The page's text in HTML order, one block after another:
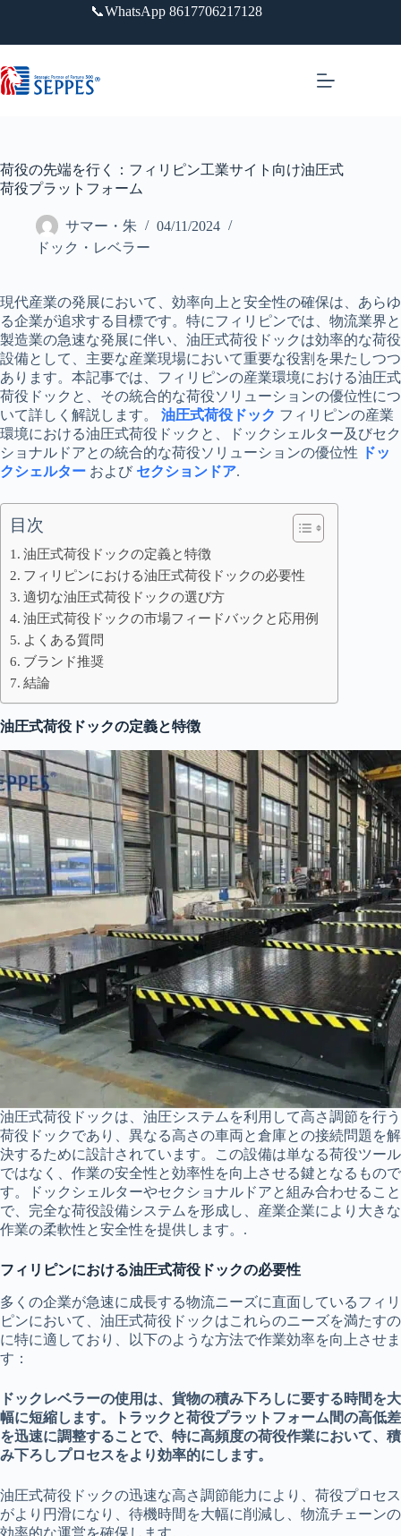
内
容
📞WhatsApp 8617706217128
荷役の先端を行く：フィリピン工業サイト向け油圧式
荷役プラットフォーム
サマー・朱
04/11/2024
ドック・レベラー
現代産業の発展において、効率向上と安全性の確保は、あらゆ
る企業が追求する目標です。特にフィリピンでは、物流業界と
製造業の急速な発展に伴い、油圧式荷役ドックは効率的な荷役
設備として、主要な産業現場において重要な役割を果たしつつ
あります。本記事では、フィリピンの産業環境における油圧式
荷役ドックと、その統合的な荷役ソリューションの優位性につ
いて詳しく解説します。
油圧式荷役ドック フィリピンの産業
環境における油圧式荷役ドックと、ドックシェルター及びセク
ショナルドアとの統合的な荷役ソリューションの優位性
ドッ
クシェルター および セクションドア.
目次
油圧式荷役ドックの定義と特徴
フィリピンにおける油圧式荷役ドックの必要性
適切な油圧式荷役ドックの選び方
油圧式荷役ドックの市場フィードバックと応用例
よくある質問
ブランド推奨
結論
油圧式荷役ドックの定義と特徴
油圧式荷役ドックは、油圧システムを利用して高さ調節を行う
荷役ドックであり、異なる高さの車両と倉庫との接続問題を解
決するために設計されています。この設備は単なる荷役ツール
ではなく、作業の安全性と効率性を向上させる鍵となるもので
す。ドックシェルターやセクショナルドアと組み合わせること
で、完全な荷役設備システムを形成し、産業企業により大きな
作業の柔軟性と安全性を提供します。.
フィリピンにおける油圧式荷役ドックの必要性
多くの企業が急速に成長する物流ニーズに直面しているフィリ
ピンにおいて、油圧式荷役ドックはこれらのニーズを満たすの
に特に適しており、以下のような方法で作業効率を向上させま
す：
ドックレベラーの使用は、貨物の積み下ろしに要する時間を大
幅に短縮します。トラックと荷役プラットフォーム間の高低差
を迅速に調整することで、特に高頻度の荷役作業において、積
み下ろしプロセスをより効率的にします。
油圧式荷役ドックの迅速な高さ調節能力により、荷役プロセス
がより円滑になり、待機時間を大幅に削減し、物流チェーンの
効率的な運営を確保します。.